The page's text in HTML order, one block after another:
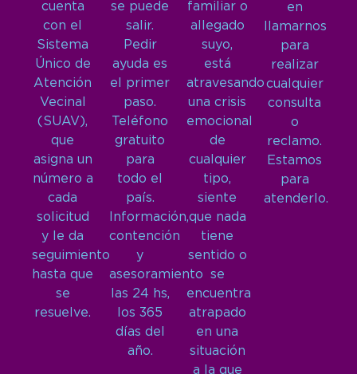
cuenta
con el
Sistema
Único de
Atención
Vecinal
(SUAV),
que
asigna un
número a
cada
solicitud
y le da
seguimiento
hasta que
se
resuelve.
se puede
salir.
Pedir
ayuda es
el primer
paso.
Teléfono
gratuito
para
todo el
país.
Información,
contención
y
asesoramiento
las 24 hs,
los 365
días del
año.
familiar o
allegado
suyo,
está
atravesando
una crisis
emocional
de
cualquier
tipo,
siente
que nada
tiene
sentido o
se
encuentra
atrapado
en una
situación
a la que
en
llamarnos
para
realizar
cualquier
consulta
o
reclamo.
Estamos
para
atenderlo.